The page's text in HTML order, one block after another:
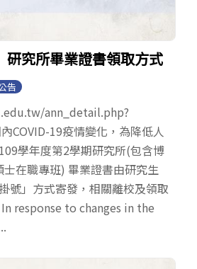
研究所畢業證書領取方式
告
ann_detail.php?
COVID-19疫情變化，為降低人
學年度第2學期研究所(包含博
在職專班) 畢業證書由研究生
號」方式寄發，相關離校及領取
response to changes in the